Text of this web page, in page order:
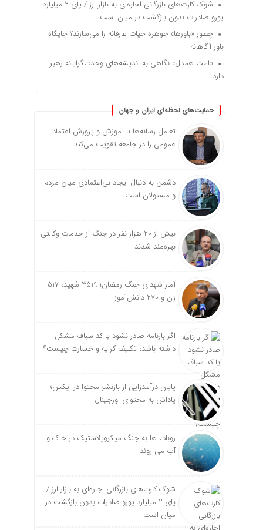
شوک کارت‌های بازرگانی اجاره‌ای به بازار ارز / پای ۲ میلیارد
یورو صادرات بدون بازگشت در میان است
چطور «باورها» جوهره حیات عارفانه را می‌سازند؟ جایگاه
باور آگاهانه
«امت همدل» نگاهی به اندیشه‌های وحدت‌گرایانه رهبر
دارد
حمایت‌های لحظه‌ای ایران و جهان
تعامل رسانه‌ها با آموزش و پرورش اعتماد
عمومی را در جامعه تقویت می‌کند
دشمن به دنبال ایجاد بی‌اعتمادی میان مردم
و مسئولان است
بیش از 20 هزار نفر در جنگ از خدمات وکالتی
بهره‌مند شدند
آمار شهدای جنگ رمضان؛ 3519 شهید، 517
زن و 270 دانش‌آموز
اگر بارنامه صادر نشود یا کد سباف مشکل
داشته باشد، تکلیف کرایه و خسارت چیست؟
پایان درآمدزایی از بازنشر محتوا در ایکس؛
پاداش به محتوای اورجینال
روبات ها به جنگ میکروپلاستیک در خاک و
آب می روند
شوک کارت‌های بازرگانی اجاره‌ای به بازار ارز /
پای ۲ میلیارد یورو صادرات بدون بازگشت در
میان است